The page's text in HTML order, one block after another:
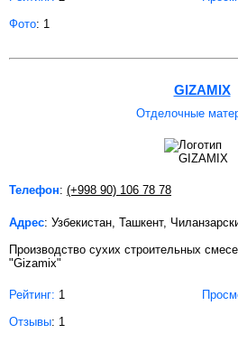
Фото: 1
GIZAMIX
Отделочные
Телефон: (+998 90) 106 78 78
Адрес: Узбекистан, Ташкент,
Производство сухих строительных
"Gizamix"
Рейтинг: 1
Отзывы: 1